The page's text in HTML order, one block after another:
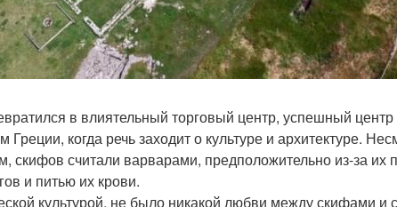
в влиятельный торговый центр, успешный центр
когда речь заходит о культуре и архитектуре.
считали варварами, предположительно из-за их
и питью их крови.
культурой, не было никакой любви между скифами и